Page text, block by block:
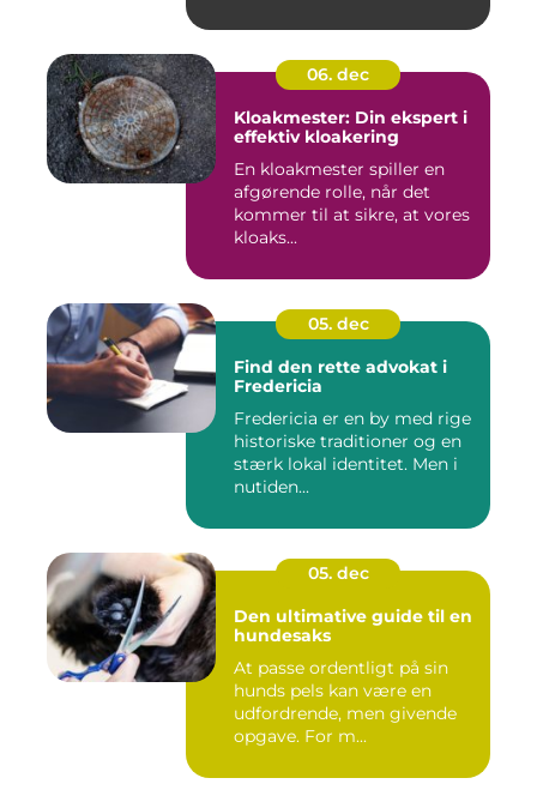
06. dec
Kloakmester: Din ekspert i
effektiv kloakering
En kloakmester spiller en
afgørende rolle, når det
kommer til at sikre, at vores
kloaks...
05. dec
Find den rette advokat i
Fredericia
Fredericia er en by med rige
historiske traditioner og en
stærk lokal identitet. Men i
nutiden...
05. dec
Den ultimative guide til en
hundesaks
At passe ordentligt på sin
hunds pels kan være en
udfordrende, men givende
opgave. For m...